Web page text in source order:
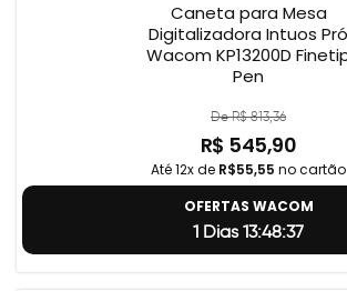
Caneta para Mesa
Digitalizadora Intuos Pró
Wacom KP13200D
Pen
De R$ 813,36
R$ 545,90
Até 12x de R$55,55 no cartão
OFERTAS WACOM
1 Dias 13:48:37